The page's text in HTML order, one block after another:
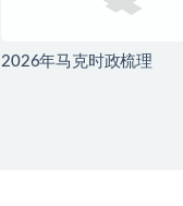
2026年马克时政梳理